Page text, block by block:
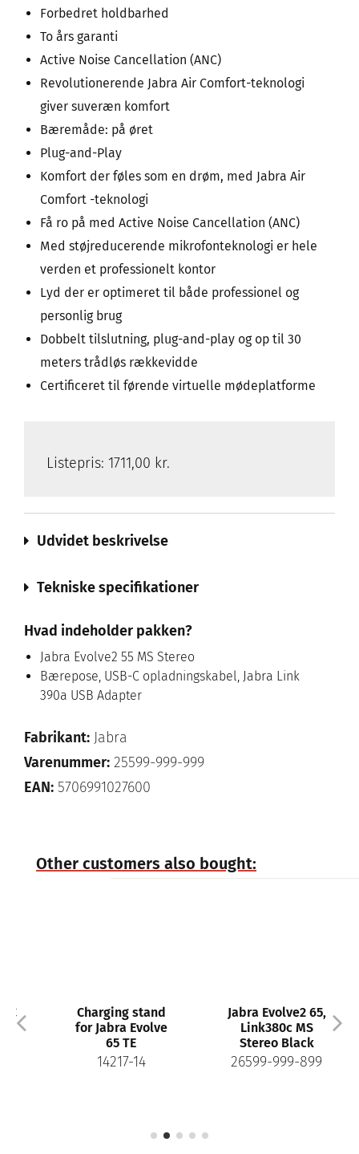
Forbedret holdbarhed
To års garanti
Active Noise Cancellation (ANC)
Revolutionerende Jabra Air Comfort-teknologi
giver suveræn komfort
Bæremåde: på øret
Plug-and-Play
Komfort der føles som en drøm, med Jabra Air
Comfort -teknologi
Få ro på med Active Noise Cancellation (ANC)
Med støjreducerende mikrofonteknologi er hele
verden et professionelt kontor
Lyd der er optimeret til både professionel og
personlig brug
Dobbelt tilslutning, plug-and-play og op til 30
meters trådløs rækkevidde
Certificeret til førende virtuelle mødeplatforme
Listepris: 1711,00 kr.
Udvidet beskrivelse
Tekniske specifikationer
Hvad indeholder pakken?
Jabra Evolve2 55 MS Stereo
Bærepose, USB-C opladningskabel, Jabra Link
390a USB Adapter
Fabrikant: Jabra
Varenummer: 25599-999-999
EAN: 5706991027600
Other customers also bought:
Charging stand
for Jabra Evolve
65 TE
14217-14
Jabra Evolve2 65,
Link380c MS
Stereo Black
26599-999-899